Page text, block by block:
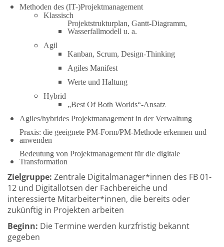
Methoden des (IT-)Projektmanagement
Klassisch
Projektstrukturplan, Gantt-Diagramm,
Wasserfallmodell u. a.
Agil
Kanban, Scrum, Design-Thinking
Agiles Manifest
Werte und Haltung
Hybrid
„Best Of Both Worlds“-Ansatz
Agiles/hybrides Projektmanagement in der Verwaltung
Praxis: die geeignete PM-Form/PM-Methode erkennen und
anwenden
Bedeutung von Projektmanagement für die digitale
Transformation
Zielgruppe: Zentrale Digitalmanager*innen des FB 01-
12 und Digitallotsen der Fachbereiche und
interessierte Mitarbeiter*innen, die bereits oder
zukünftig in Projekten arbeiten
Beginn: Die Termine werden kurzfristig bekannt
gegeben